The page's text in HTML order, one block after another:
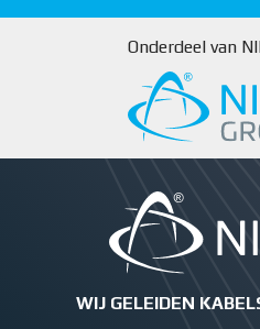
Onderdeel van
WIJ GELEIDEN